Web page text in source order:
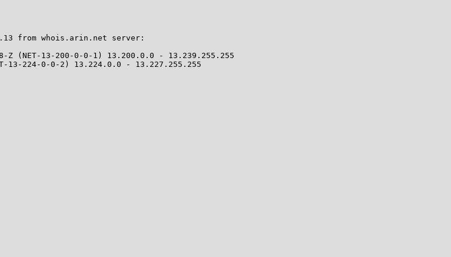
from whois.arin.net server:
Z (NET-13-200-0-0-1) 13.200.0.0 - 13.239.255.255
13-224-0-0-2) 13.224.0.0 - 13.227.255.255